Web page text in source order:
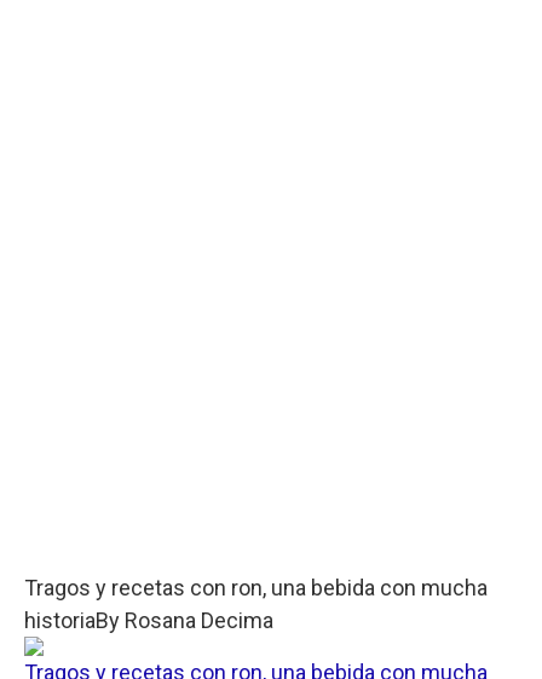
Tragos y recetas con ron, una bebida con mucha
historiaBy Rosana Decima
Tragos y recetas con ron, una bebida con mucha